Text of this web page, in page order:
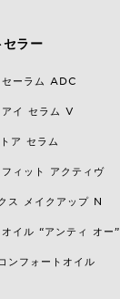
セラー
セーラム ADC
イ セラム V
ア セラム
ィット アクティヴ
ス メイクアップ N
イル “アンティ オー”
ンフォートオイル